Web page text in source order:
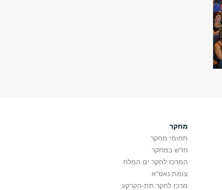
מחקר
תחומי מחקר
חדש במחקר
המרכז לחקר ים המלח
צומת נאס"א
מרכז לחקר תת-הקרקע